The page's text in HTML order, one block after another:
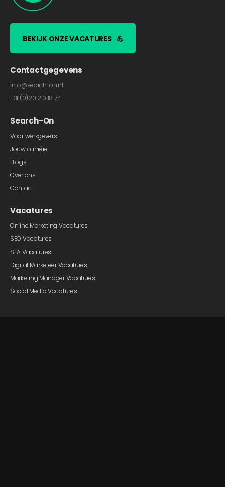
BEKIJK ONZE VACATURES 💪
Contactgegevens
info@search-on.nl
+31 (0)20 210 18 74
Search-On
Voor werkgevers
Jouw carrière
Blogs
Over ons
Contact
Vacatures
Online Marketing Vacatures
SEO Vacatures
SEA Vacatures
Digital Marketeer Vacatures
Marketing Manager Vacatures
Social Media Vacatures